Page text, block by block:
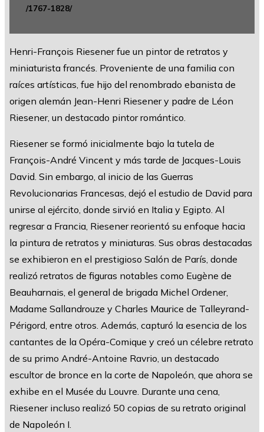
/1767-1828/
Henri-François Riesener fue un pintor de retratos y
miniaturista francés. Proveniente de una familia con
raíces artísticas, fue hijo del renombrado ebanista de
origen alemán Jean-Henri Riesener y padre de Léon
Riesener, un destacado pintor romántico.
Riesener se formó inicialmente bajo la tutela de
François-André Vincent y más tarde de Jacques-Louis
David. Sin embargo, al inicio de las Guerras
Revolucionarias Francesas, dejó el estudio de David para
unirse al ejército, donde sirvió en Italia y Egipto. Al
regresar a Francia, Riesener reorientó su enfoque hacia
la pintura de retratos y miniaturas. Sus obras destacadas
se exhibieron en el prestigioso Salón de París, donde
realizó retratos de figuras notables como Eugène de
Beauharnais, el general de brigada Michel Ordener,
Madame Sallandrouze y Charles Maurice de Talleyrand-
Périgord, entre otros. Además, capturó la esencia de los
cantantes de la Opéra-Comique y creó un célebre retrato
de su primo André-Antoine Ravrio, un destacado
escultor de bronce en la corte de Napoleón, que ahora se
exhibe en el Musée du Louvre. Durante una cena,
Riesener incluso realizó 50 copias de su retrato original
de Napoleón I.